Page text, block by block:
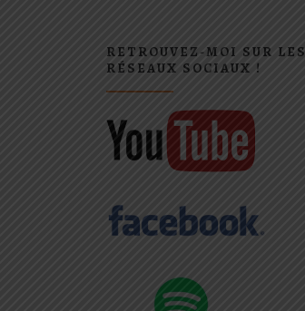
RETROUVEZ-MOI SUR LES
RÉSEAUX SOCIAUX !